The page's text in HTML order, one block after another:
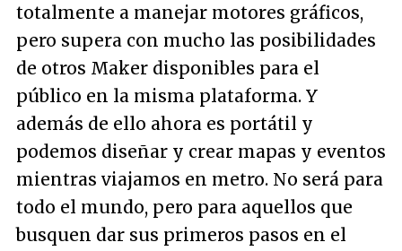
totalmente a manejar motores gráficos,
pero supera con mucho las posibilidades
de otros Maker disponibles para el
público en la misma plataforma. Y
además de ello ahora es portátil y
podemos diseñar y crear mapas y eventos
mientras viajamos en metro. No será para
todo el mundo, pero para aquellos que
busquen dar sus primeros pasos en el